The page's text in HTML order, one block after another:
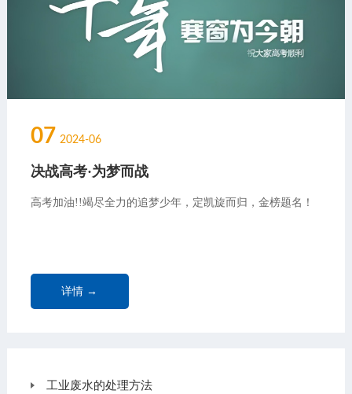
07 2024-06
决战高考·为梦而战
高考加油!!竭尽全力的追梦少年，定凯旋而归，金榜题名！
详情 →
工业废水的处理方法